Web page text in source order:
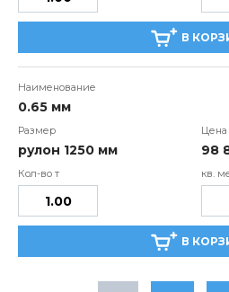
В
0.65 мм
рулон 1250 мм 98
В